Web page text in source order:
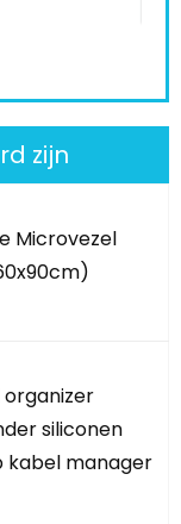
zijn
Microvezel
siliconen
kabel manager